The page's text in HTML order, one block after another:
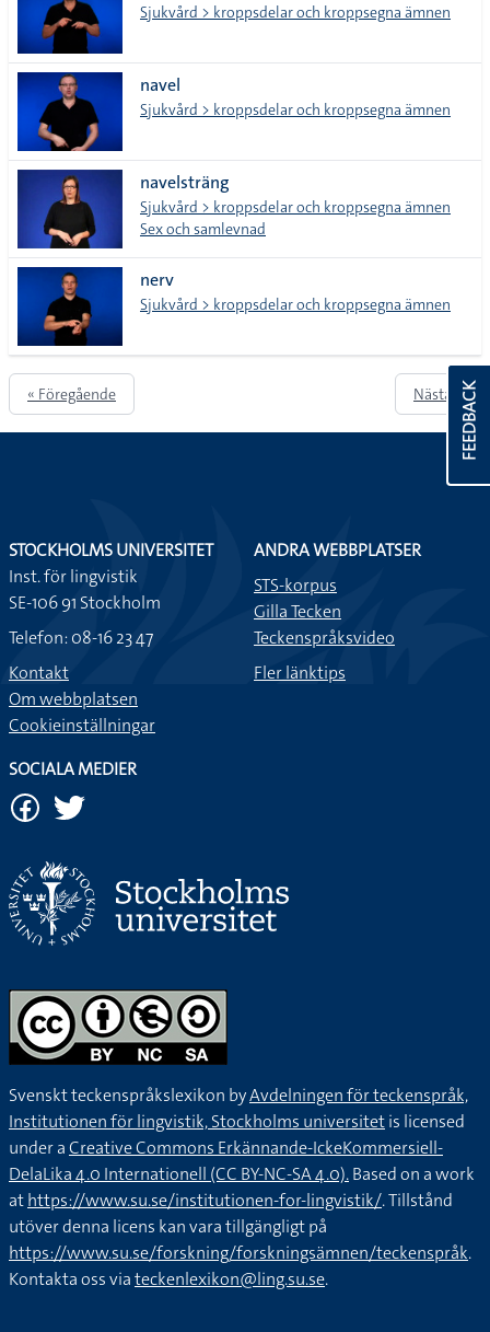
Sjukvård > kroppsdelar och kroppsegna ämnen
navel
Sjukvård > kroppsdelar och kroppsegna ämnen
navelsträng
Sjukvård > kroppsdelar och kroppsegna ämnen
Sex och samlevnad
nerv
Sjukvård > kroppsdelar och kroppsegna ämnen
« Föregående Nästa » FEEDBACK
STOCKHOLMS UNIVERSITET
Inst. för lingvistik
SE-106 91 Stockholm
Telefon: 08-16 23 47
Kontakt
Om webbplatsen
Cookieinställningar
ANDRA WEBBPLATSER
STS-korpus
Gilla Tecken
Teckenspråksvideo
Fler länktips
SOCIALA MEDIER
Svenskt teckenspråkslexikon byAvdelningen för teckenspråk,
Institutionen för lingvistik, Stockholms universitetis licensed
under aCreative Commons Erkännande-IckeKommersiell-
DelaLika 4.0 Internationell (CC BY-NC-SA 4.0).Based on a work
athttps://www.su.se/institutionen-for-lingvistik/. Tillstånd
utöver denna licens kan vara tillgängligt på
https://www.su.se/forskning/forskningsämnen/teckenspråk.
Kontakta oss viateckenlexikon@ling.su.se.